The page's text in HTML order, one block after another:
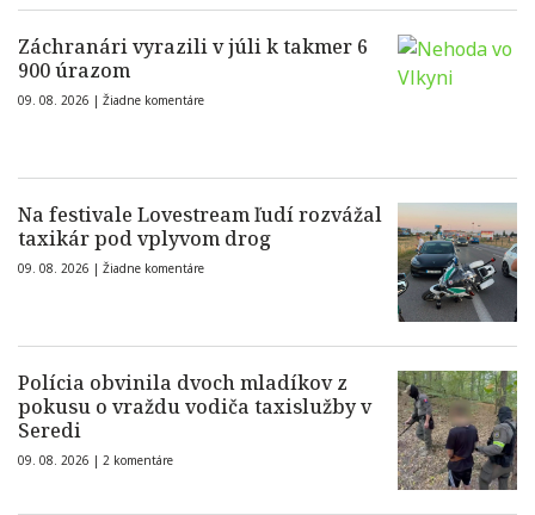
Záchranári vyrazili v júli k takmer 6
900 úrazom
09. 08. 2026 | Žiadne komentáre
Na festivale Lovestream ľudí rozvážal
taxikár pod vplyvom drog
09. 08. 2026 | Žiadne komentáre
Polícia obvinila dvoch mladíkov z
pokusu o vraždu vodiča taxislužby v
Seredi
09. 08. 2026 | 2 komentáre